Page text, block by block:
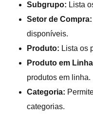
Subgrupo: Lista
Setor de Compra:
disponíveis.
Produto: Lista os
Produto em
produtos em linha.
Categoria:
categorias.